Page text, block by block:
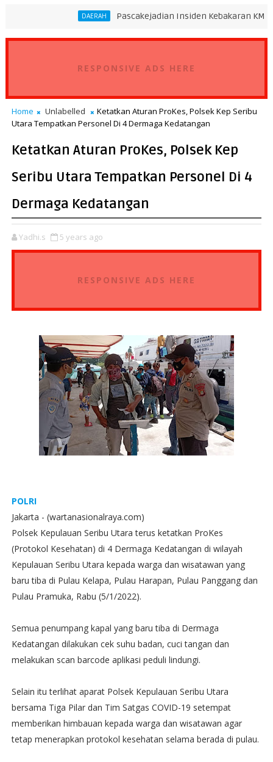
Pascakejadian Insiden Kebakaran KMP Mutiara
RESPONSIVE ADS HERE
Home Unlabelled
Ketatkan Aturan ProKes, Polsek Kep Seribu
Utara Tempatkan Personel Di 4 Dermaga Kedatangan
Ketatkan Aturan ProKes, Polsek Kep
Seribu Utara Tempatkan Personel Di 4
Dermaga Kedatangan
Yadhi.s 5 years ago
RESPONSIVE ADS HERE
POLRI
Jakarta - (wartanasionalraya.com)
Polsek Kepulauan Seribu Utara terus ketatkan ProKes
(Protokol Kesehatan) di 4 Dermaga Kedatangan di wilayah
Kepulauan Seribu Utara kepada warga dan wisatawan yang
baru tiba di Pulau Kelapa, Pulau Harapan, Pulau Panggang dan
Pulau Pramuka, Rabu (5/1/2022).
Semua penumpang kapal yang baru tiba di Dermaga
Kedatangan dilakukan cek suhu badan, cuci tangan dan
melakukan scan barcode aplikasi peduli lindungi.
Selain itu terlihat aparat Polsek Kepulauan Seribu Utara
bersama Tiga Pilar dan Tim Satgas COVID-19 setempat
memberikan himbauan kepada warga dan wisatawan agar
tetap menerapkan protokol kesehatan selama berada di pulau.